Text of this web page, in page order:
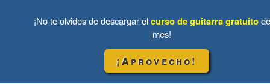
¡No te olvides de descargar elcurso de guitarra gratuito
mes!
¡Aprovecho!